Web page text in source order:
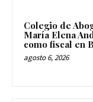
Colegio de
María Elena
como fiscal en
agosto 6, 2026